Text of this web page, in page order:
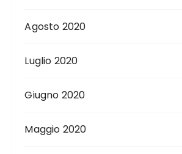
Agosto 2020
Luglio 2020
Giugno 2020
Maggio 2020